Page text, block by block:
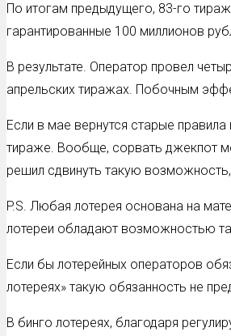
По итогам предыдущего, 83-го
гарантированные 100 миллионов
В результате. Оператор провел
апрельских тиражах. Побочным
Если в мае вернутся старые
тираже. Вообще, сорвать джекпот
решил сдвинуть такую
P.S. Любая лотерея основана на
лотереи обладают возможностью
Если бы лотерейных операторов
лотереях» такую обязанность не
В бинго лотереях, благодаря